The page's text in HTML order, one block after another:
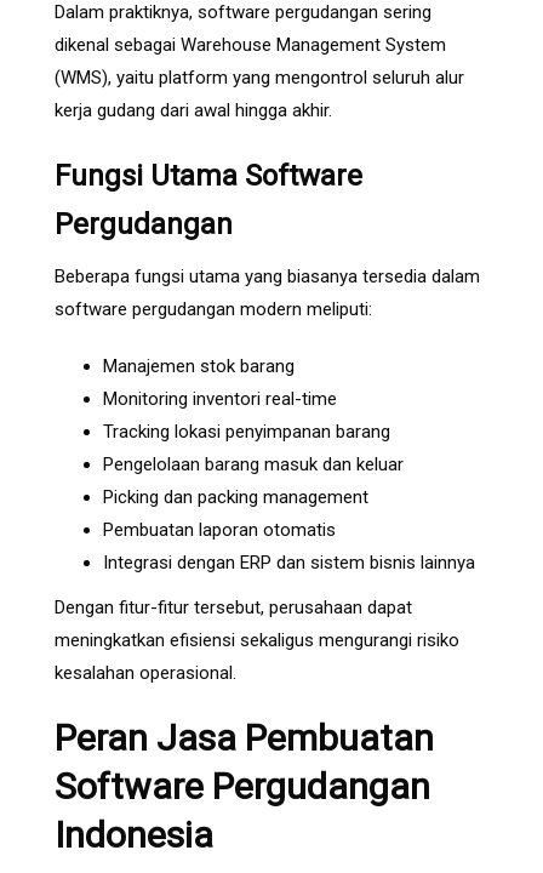
Dalam praktiknya, software pergudangan sering
dikenal sebagai Warehouse Management System
(WMS), yaitu platform yang mengontrol seluruh alur
kerja gudang dari awal hingga akhir.
Fungsi Utama Software
Pergudangan
Beberapa fungsi utama yang biasanya tersedia dalam
software pergudangan modern meliputi:
Manajemen stok barang
Monitoring inventori real-time
Tracking lokasi penyimpanan barang
Pengelolaan barang masuk dan keluar
Picking dan packing management
Pembuatan laporan otomatis
Integrasi dengan ERP dan sistem bisnis lainnya
Dengan fitur-fitur tersebut, perusahaan dapat
meningkatkan efisiensi sekaligus mengurangi risiko
kesalahan operasional.
Peran Jasa Pembuatan
Software Pergudangan
Indonesia